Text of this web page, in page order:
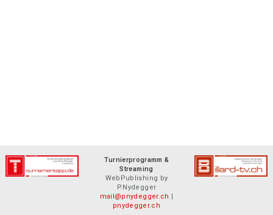
Turnierprogramm &
Streaming
WebPublishing by
P.Nydegger
mail@pnydegger.ch |
pnydegger.ch